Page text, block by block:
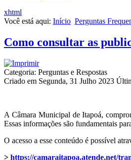
xhtml
Você está aqui: Início Perguntas
Como consultar as
Categoria: Perguntas e Respostas
Criado em Segunda, 31 Julho 2023
A Câmara Municipal de Itapoá,
Essas informações são fundamentais
O acesso a esse conteúdo é possível
> https://camaraitapoa.atende.net/